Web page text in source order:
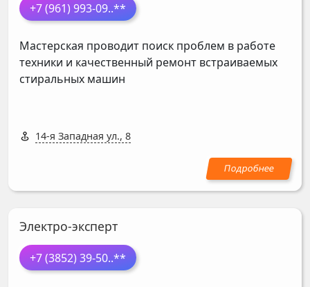
+7 (961) 993-09..**
Мастерская проводит поиск проблем в работе
техники и качественный ремонт встраиваемых
стиральных машин
14-я Западная ул., 8
Электро-эксперт
+7 (3852) 39-50..**